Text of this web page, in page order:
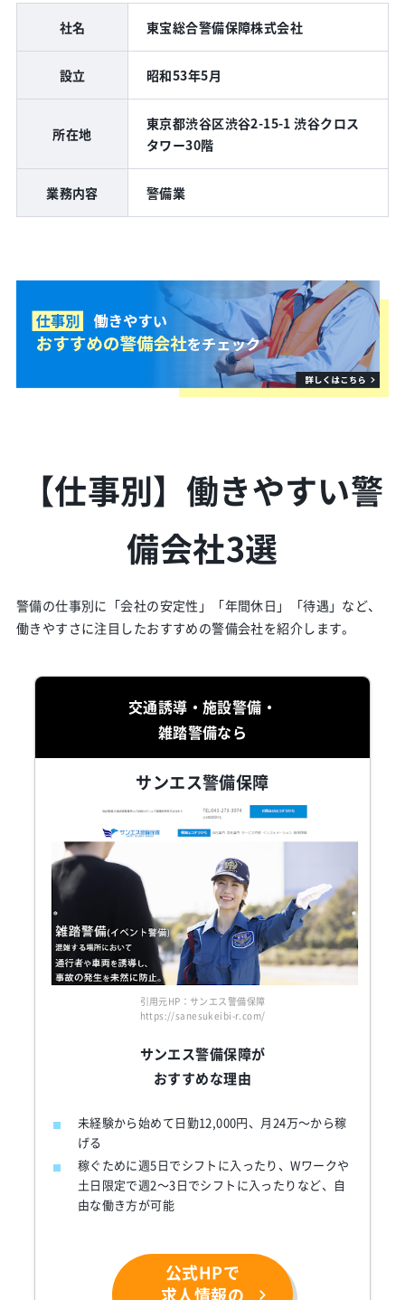
社名 東宝総合警備保障株式会社
設立 昭和53年5月
所在地
東京都渋谷区渋谷2-15-1 渋谷クロス
タワー30階
業務内容 警備業
【仕事別】働きやすい警
備会社3選
警備の仕事別に「会社の安定性」「年間休日」「待遇」など、
働きやすさに注目したおすすめの警備会社を紹介します。
交通誘導・施設警備・
雑踏警備なら
サンエス警備保障
引用元HP：サンエス警備保障
https://sanesukeibi-r.com/
サンエス警備保障が
おすすめな理由
未経験から始めて日勤12,000円、月24万～から稼
げる
稼ぐために週5日でシフトに入ったり、Wワークや
土日限定で週2～3日でシフトに入ったりなど、自
由な働き方が可能
公式HPで
求人情報の